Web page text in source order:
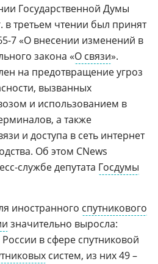
Государственной Думы
в третьем чтении был принят
7 «О внесении изменений в
закона «О связи».
на предотвращение угроз
вызванных
и использованием в
а также
и доступа в сеть интернет
Об этом CNews
службе депутата Госдумы
иностранного спутникового
значительно выросла:
в сфере спутниковой
систем, из них 49 –